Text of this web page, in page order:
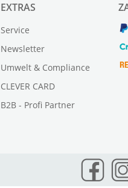
EXTRAS
Service
Newsletter
Umwelt & Compliance
CLEVER CARD
B2B - Profi Partner